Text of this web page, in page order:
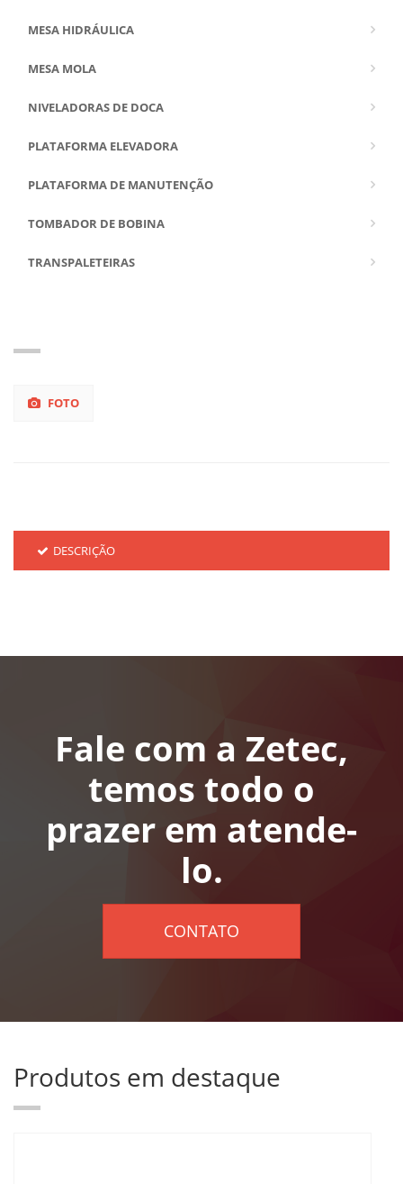
MESA HIDRÁULICA
MESA MOLA
NIVELADORAS DE DOCA
PLATAFORMA ELEVADORA
PLATAFORMA DE MANUTENÇÃO
TOMBADOR DE BOBINA
TRANSPALETEIRAS
FOTO
DESCRIÇÃO
Fale com a Zetec,
temos todo o
prazer em atende-
lo.
CONTATO
Produtos em destaque